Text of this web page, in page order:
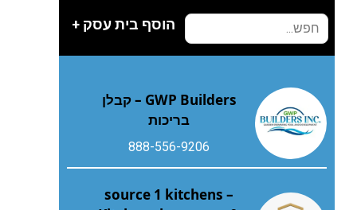
הוסף בית עסק +
GWP Builders – קבלן
בריכות
888-556-9206
source 1 kitchens –